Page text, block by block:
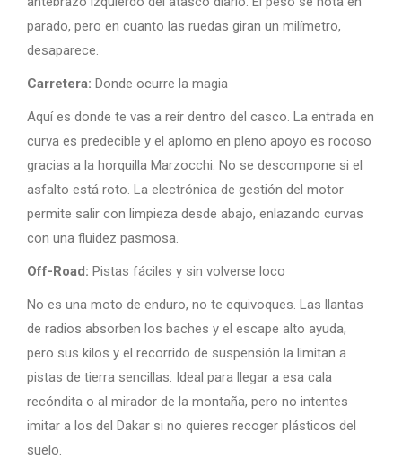
parado, pero en cuanto las ruedas giran un milímetro,
desaparece.
Carretera: Donde ocurre la magia
Aquí es donde te vas a reír dentro del casco. La entrada en
curva es predecible y el aplomo en pleno apoyo es rocoso
gracias a la horquilla Marzocchi. No se descompone si el
asfalto está roto. La electrónica de gestión del motor
permite salir con limpieza desde abajo, enlazando curvas
con una fluidez pasmosa.
Off-Road: Pistas fáciles y sin volverse loco
No es una moto de enduro, no te equivoques. Las llantas
de radios absorben los baches y el escape alto ayuda,
pero sus kilos y el recorrido de suspensión la limitan a
pistas de tierra sencillas. Ideal para llegar a esa cala
recóndita o al mirador de la montaña, pero no intentes
imitar a los del Dakar si no quieres recoger plásticos del
suelo.